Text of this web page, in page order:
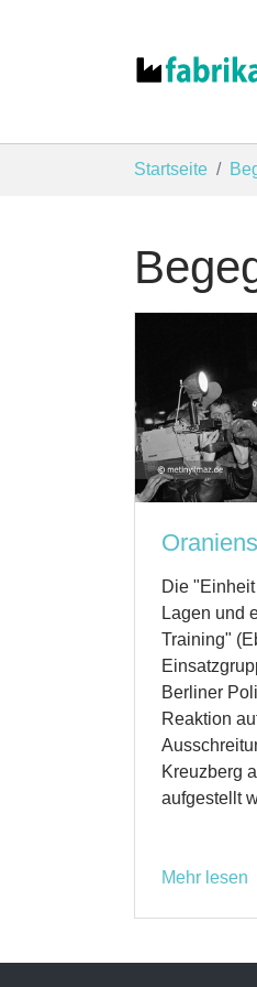
Startseite
Die
Lagen und
Training"
Berliner
Reaktion
Kreuzberg
aufgestellt
Mehr lesen